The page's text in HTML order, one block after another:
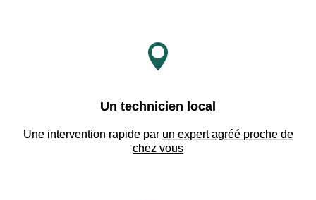

Un technicien local
Une intervention rapide par un expert agréé proche de
chez vous